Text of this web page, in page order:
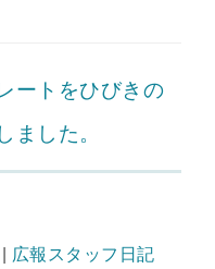
ートをひびきの
した。
| 広報スタッフ日記